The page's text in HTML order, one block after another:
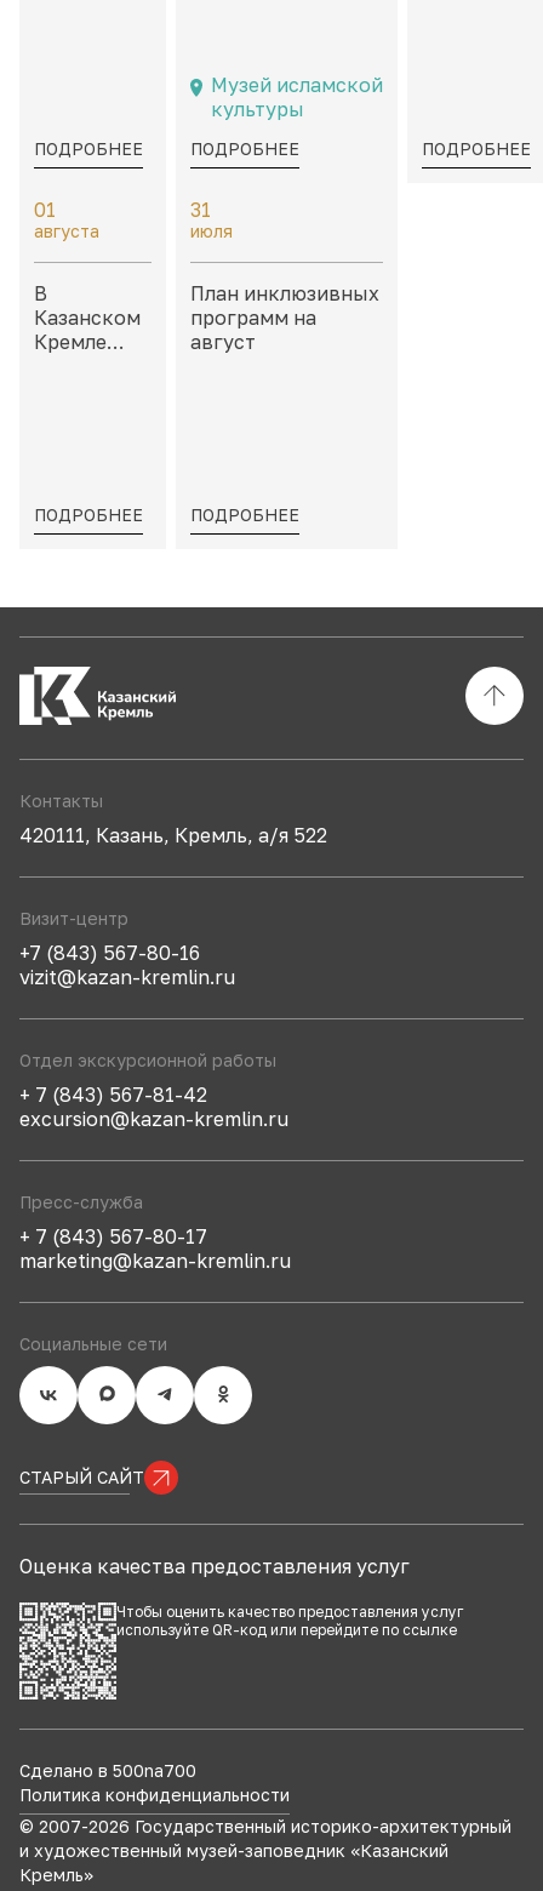
ПОДРОБНЕЕ
Казани и
татарской
культуре
Музей исламской
культуры
ПОДРОБНЕЕ ПОДРОБНЕЕ
01
августа
В
Казанском
Кремле
ПОДРОБНЕЕ
31
июля
План инклюзивных
программ на
август
ПОДРОБНЕЕ
Контакты
420111, Казань, Кремль, а/я 522
Визит-центр
+7 (843) 567-80-16
vizit@kazan-kremlin.ru
Отдел экскурсионной работы
+ 7 (843) 567-81-42
excursion@kazan-kremlin.ru
Пресс-служба
+ 7 (843) 567-80-17
marketing@kazan-kremlin.ru
Социальные сети
СТАРЫЙ САЙТ
Оценка качества предоставления услуг
Чтобы оценить качество предоставления услуг
используйте QR-код или перейдите по ссылке
Сделано в 500na700
Политика конфиденциальности
© 2007-2026 Государственный историко-архитектурный
и художественный музей-заповедник «Казанский
Кремль»